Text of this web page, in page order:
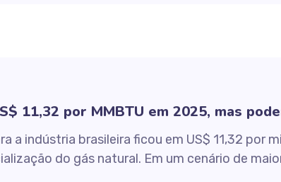
11,32 por MMBTU em 2025, mas
a indústria brasileira ficou em US$ 11,32 por
do gás natural. Em um cenário de